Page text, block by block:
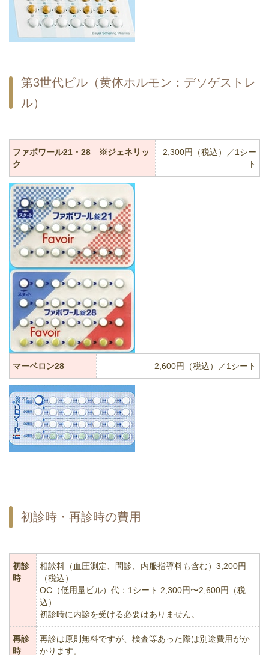
第3世代ピル（黄体ホルモン：デソゲストレ
ル）
ファボワール21・28 ※ジェネリッ
ク
2,300円（税込）／1シー
ト
マーベロン28 2,600円（税込）／1シート
初診時・再診時の費用
初診
時
相談料（血圧測定、問診、内服指導料も含む）3,200円
（税込）
OC（低用量ピル）代：1シート 2,300円〜2,600円（税
込）
初診時に内診を受ける必要はありません。
再診
時
再診は原則無料ですが、検査等あった際は別途費用がか
かります。